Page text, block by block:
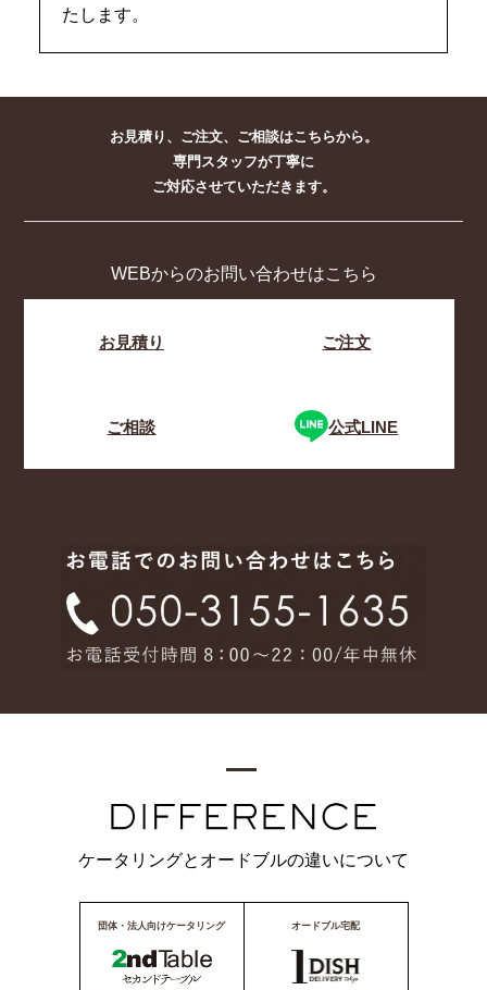
たします。
お見積り、ご注文、ご相談はこちらから。
専門スタッフが丁寧に
ご対応させていただきます。
WEBからのお問い合わせはこちら
お見積り ご注文
ご相談 公式LINE
ケータリングとオードブルの違いについて
団体・法人向けケータリング オードブル宅配